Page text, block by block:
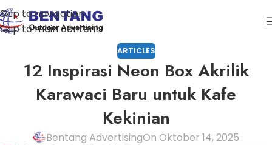
Skip to navigation
Skip to main content
ARTICLES
12 Inspirasi Neon Box Akrilik
Karawaci Baru untuk Kafe
Kekinian
Bentang AdvertisingOn Oktober 14, 2025